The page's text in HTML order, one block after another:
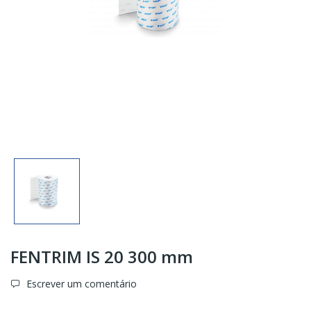
FENTRIM IS 20 300 mm
Escrever um comentário